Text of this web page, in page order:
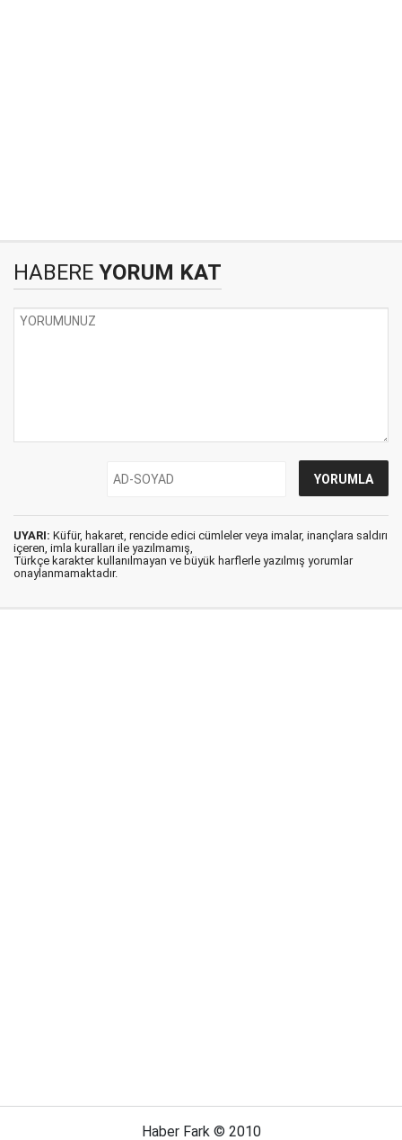
HABERE YORUM KAT
UYARI: Küfür, hakaret, rencide edici cümleler veya imalar, inançlara saldırı
içeren, imla kuralları ile yazılmamış,
Türkçe karakter kullanılmayan ve büyük harflerle yazılmış yorumlar
onaylanmamaktadır.
Haber Fark © 2010